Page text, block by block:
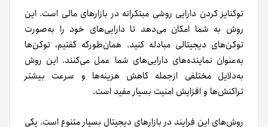
توکنایز کردن دارایی روشی مبتکرانه در بازار‌های مالی است. این
روش به شما امکان می‌دهد تا دارایی‌های خود را به‌صورت
توکن‌های دیجیتالی مبادله کنید. همان‌طورکه گفتیم، توکن‌ها
به‌عنوان نماینده‌های دارایی‌های شما عمل می‌کنند. این روش
به‌دلایل مختلفی از‌جمله کاهش هزینه‌ها و سرعت بیشتر
تراکنش‌ها و افزایش امنیت بسیار مفید است.
روش‌های این فرایند در بازارهای دیجیتال بسیار متنوع است. یکی